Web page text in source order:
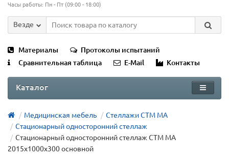
Часы работы: Пн - Пт (09:00 - 18:00)
Везде
Материалы
Протоколы испытаний
Сравнительная таблица
E-Mail Контакты
Каталог
Медицинская мебель
Стеллажи СТМ МА
Стационарный односторонний стеллаж
Стационарный односторонний стеллаж СТМ МА
2015х1000х300 основной